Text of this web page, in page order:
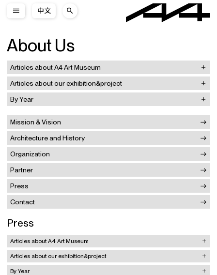
中文
About Us
Articles about A4 Art Museum
Articles about our exhibition&project
By Year
Mission & Vision
Architecture and History
Organization
Partner
Press
Contact
Press
Articles about A4 Art Museum
Articles about our exhibition&project
By Year